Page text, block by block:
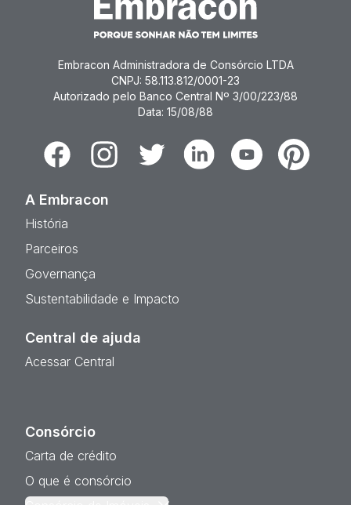
Embracon Administradora de Consórcio LTDA
CNPJ: 58.113.812/0001-23
Autorizado pelo Banco Central Nº 3/00/223/88
Data: 15/08/88
FacebookInstagramTwitter LinkedinYoutubePinterest
A Embracon
História
Parceiros
Governança
Sustentabilidade e Impacto
Central de ajuda
Acessar Central
Consórcio
Carta de crédito
O que é consórcio